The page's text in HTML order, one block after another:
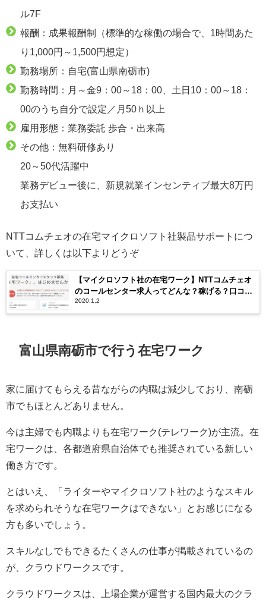
ル7F
報酬：成果報酬制（標準的な稼働の場合で、1時間あた
り1,000円～1,500円想定）
勤務場所：自宅(富山県南砺市)
勤務時間：月～金9：00～18：00、土日10：00～18：
00のうち自分で設定／月50ｈ以上
雇用形態：業務委託 歩合・出来高
その他：無料研修あり
20～50代活躍中
業務デビュー後に、新規就業インセンティブ最大8万円
お支払い
NTTコムチェオの在宅マイクロソフト社製品サポートにつ
いて、詳しくは以下よりどうぞ
【マイクロソフト社の在宅ワーク】NTTコムチェオ
のコールセンター求人ってどんな？稼げる？口コミ
評判は？
2020.1.2
富山県南砺市で行う在宅ワーク
家に届けてもらえる昔ながらの内職は減少しており、南砺
市でもほとんどありません。
今は主婦でも内職よりも在宅ワーク(テレワーク)が主流。在
宅ワークは、各都道府県自治体でも推奨されている新しい
働き方です。
とはいえ、「ライターやマイクロソフト社のようなスキル
を求められそうな在宅ワークはできない」とお感じになる
方も多いでしょう。
スキルなしでもできるたくさんの仕事が掲載されているの
が、クラウドワークスです。
クラウドワークスは、上場企業が運営する国内最大のクラ